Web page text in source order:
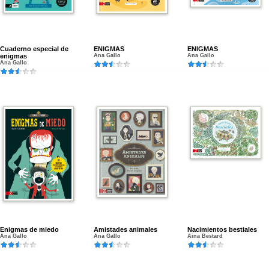
Cuaderno especial de
enigmas
Ana Gallo
ENIGMAS
Ana Gallo
ENIGMAS
Ana Gallo
Enigmas de miedo
Ana Gallo
Amistades animales
Ana Gallo
Nacimientos bestiales
Aina Bestard